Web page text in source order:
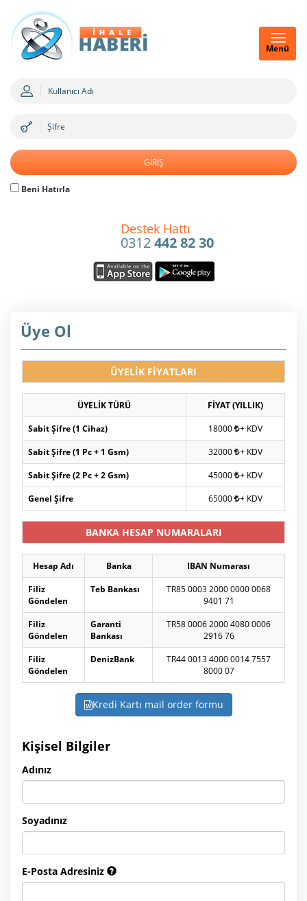
Menü
Beni Hatırla
Destek Hattı
0312442 82 30
Üye Ol
ÜYELİK FİYATLARI
ÜYELİK TÜRÜ
FİYAT (YILLIK)
Sabit Şifre (1 Cihaz)
18000 + KDV
Sabit Şifre (1 Pc + 1 Gsm)
32000 + KDV
Sabit Şifre (2 Pc + 2 Gsm)
45000 + KDV
Genel Şifre
65000 + KDV
BANKA HESAP NUMARALARI
Hesap Adı Banka
IBAN Numarası
Filiz
Göndelen
Teb Bankası
TR85 0003 2000 0000 0068
9401 71
Filiz
Göndelen
Garanti
Bankası
TR58 0006 2000 4080 0006
2916 76
Filiz
Göndelen
DenizBank
TR44 0013 4000 0014 7557
8000 07
Kredi Kartı mail order formu
Kişisel Bilgiler
Adınız
Soyadınız
E-Posta Adresiniz